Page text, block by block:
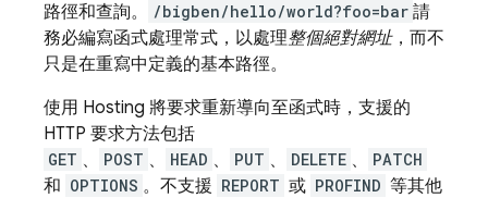
路徑和查詢。
/bigben/hello/world?foo=bar 請
務必編寫函式處理常式，以處理整個絕對網址，而不
只是在重寫中定義的基本路徑。
使用 Hosting 將要求重新導向至函式時，支援的
HTTP 要求方法包括
GET 、 POST 、 HEAD 、 PUT 、 DELETE 、 PATCH
和 OPTIONS 。不支援 REPORT 或 PROFIND 等其他